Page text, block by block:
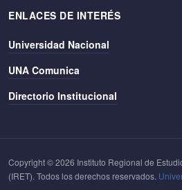
ENLACES DE INTERÉS
Universidad Nacional
UNA Comunica
Directorio Institucional
Copyright © 2026 Instituto Regional de
(IRET). Todos los derechos reservados.